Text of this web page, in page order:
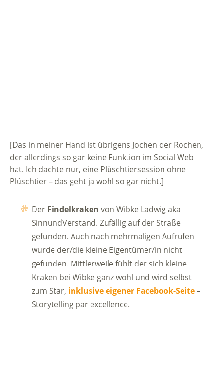
[Das in meiner Hand ist übrigens Jochen der Rochen,
der allerdings so gar keine Funktion im Social Web
hat. Ich dachte nur, eine Plüschtiersession ohne
Plüschtier – das geht ja wohl so gar nicht.]
Der Findelkraken von Wibke Ladwig aka
SinnundVerstand. Zufällig auf der Straße
gefunden. Auch nach mehrmaligen Aufrufen
wurde der/die kleine Eigentümer/in nicht
gefunden. Mittlerweile fühlt der sich kleine
Kraken bei Wibke ganz wohl und wird selbst
zum Star, inklusive eigener Facebook-Seite–
Storytelling par excellence.